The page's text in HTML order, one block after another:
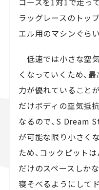
ラッグレースのトッ
エル用のマシンぐらい
低速では小さな空
くなっていくため、
力が優れていること
だけボディの空気抵
なるので、S Dream
が可能な限り小さく
ため、コックピット
だけのスペースしか
寝そべるようにして